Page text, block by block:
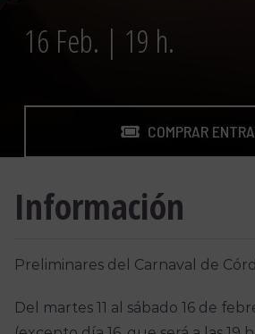
16 Feb. | 19 h.
COMPRAR
Información
Preliminares del Carnaval de
Del martes 11 al sábado 16 de